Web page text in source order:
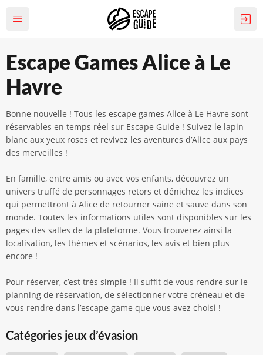
Escape Games Alice à Le
Havre
Bonne nouvelle ! Tous les escape games Alice à Le Havre sont
réservables en temps réel sur Escape Guide ! Suivez le lapin
blanc aux yeux roses et revivez les aventures d’Alice aux pays
des merveilles !
En famille, entre amis ou avec vos enfants, découvrez un
univers truffé de personnages retors et dénichez les indices
qui permettront à Alice de retourner saine et sauve dans son
monde. Toutes les informations utiles sont disponibles sur les
pages des salles de la plateforme. Vous trouverez ainsi la
localisation, les thèmes et scénarios, les avis et bien plus
encore !
Pour réserver, c’est très simple ! Il suffit de vous rendre sur le
planning de réservation, de sélectionner votre créneau et de
vous rendre dans l’escape game que vous avez choisi !
Catégories jeux d’évasion